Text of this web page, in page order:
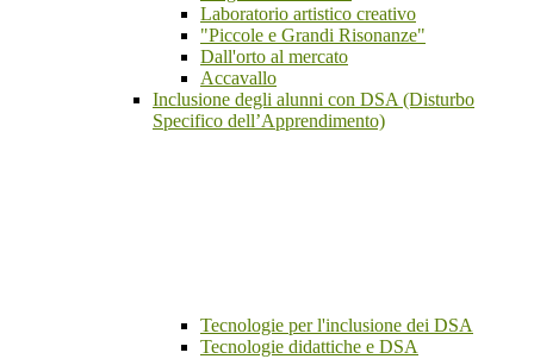
Laboratorio artistico creativo
"Piccole e Grandi Risonanze"
Dall'orto al mercato
Accavallo
Inclusione degli alunni con DSA (Disturbo
Specifico dell’Apprendimento)
Tecnologie per l'inclusione dei DSA
Tecnologie didattiche e DSA